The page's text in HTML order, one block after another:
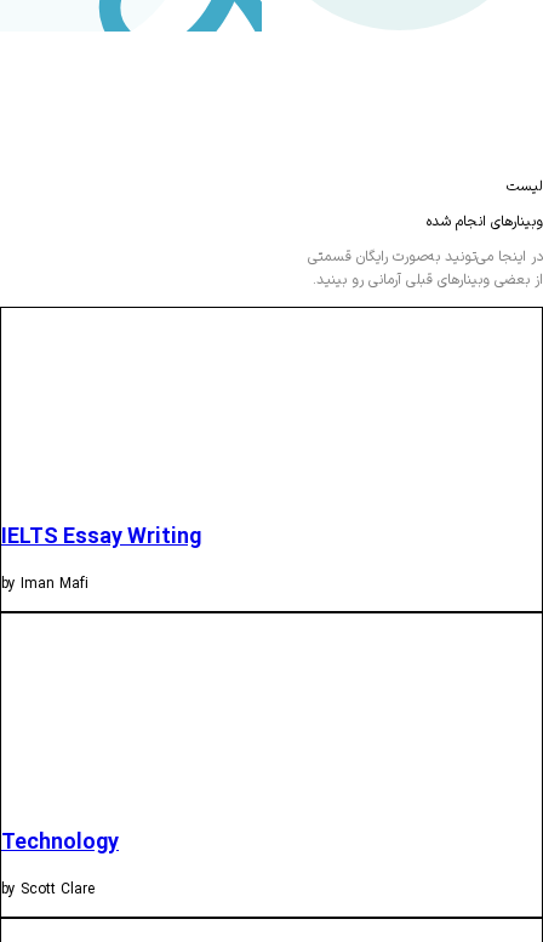
لیست
وبینارهای انجام شده
در اینجا می‌تونید به‌صورت رایگان قسمتی
از بعضی وبینارهای قبلی آرمانی رو بینید.
IELTS Essay Writing
by Iman Mafi
Technology
by Scott Clare